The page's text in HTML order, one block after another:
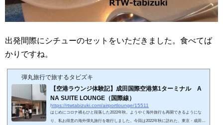
出発間際にシチューのセットをいただきました。食べてば
かりですね。
弾丸旅行で旅するタビズキ
【空港ラウンジ体験記】成田国際空港第1ターミナル A
NA SUITE LOUNGE（国際線）
https://rtwtabizuki.com/airportlounge/15511
はじめにコロナ禍もひと段落した2022年秋。ようやく海外旅行も再開できるようにな
り、私お得意の海外弾丸旅行を敢行しました。今回は2022年秋に訪れた、東京・成田空